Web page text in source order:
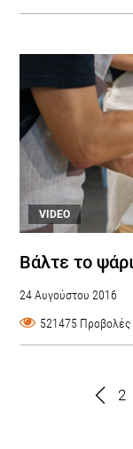
VIDEO
Βάλτε το
24 Αυγούστου 2016
521475 Προβολές
2